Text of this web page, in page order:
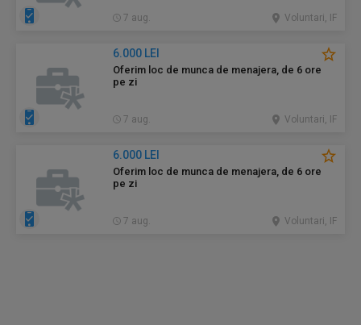
7 aug. Voluntari, IF
6.000 LEI
Oferim loc de munca de menajera, de 6 ore
pe zi
7 aug. Voluntari, IF
6.000 LEI
Oferim loc de munca de menajera, de 6 ore
pe zi
7 aug. Voluntari, IF